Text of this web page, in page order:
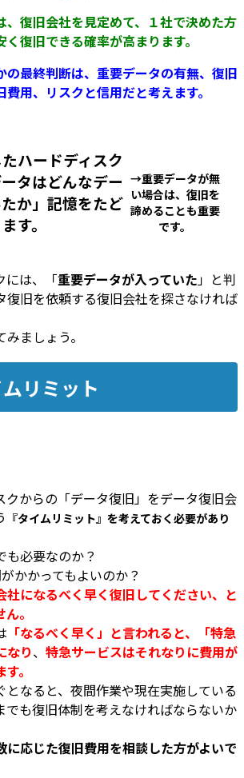
、復旧会社を見定めて、１社で決めた方
復旧できる確率が高まります。
の最終判断は、重要データの有無、復旧
用、リスクと信用だと考えます。
ハードディスク
タはどんなデー
か」記憶をたど
す。
→重要データが無
い場合は、復旧を
諦めることも重要
です。
には、「重要データが入っていた 」と判
復旧を依頼する復旧会社を探さなければ
ましょう。
リミット
クからの「データ復旧」をデータ復旧会
『タイムリミット』を考えておく必要があり
も必要なのか？
かかってもよいのか？
社になるべく早く復旧してください、と
。
「なるべく早く」と言われると、「特急
なり、 特急サービスはそれなりに費用が
。
となると、夜間作業や現在実施している
でも復旧体制を考えなければならないか
に応じた復旧費用を相談した方がよいで